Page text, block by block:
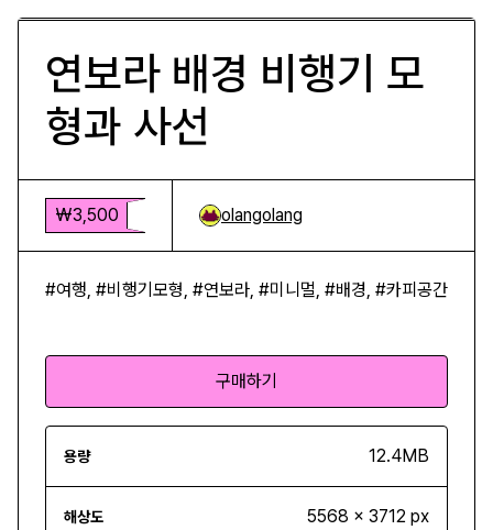
연보라 배경 비행기 모
형과 사선
₩3,500 olangolang
#여행, #비행기모형, #연보라, #미니멀, #배경, #카피공간
구매하기
용량 12.4MB
해상도 5568 x 3712 px